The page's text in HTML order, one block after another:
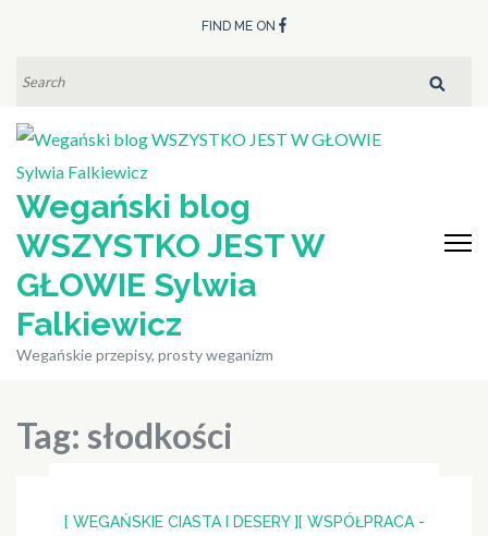
content
(Press
Enter)
FIND ME ON
Wegański blog
WSZYSTKO JEST W
GŁOWIE Sylwia
Falkiewicz
Wegańskie przepisy, prosty weganizm
Tag: słodkości
[ WEGAŃSKIE CIASTA I DESERY ] [ WSPÓŁPRACA -